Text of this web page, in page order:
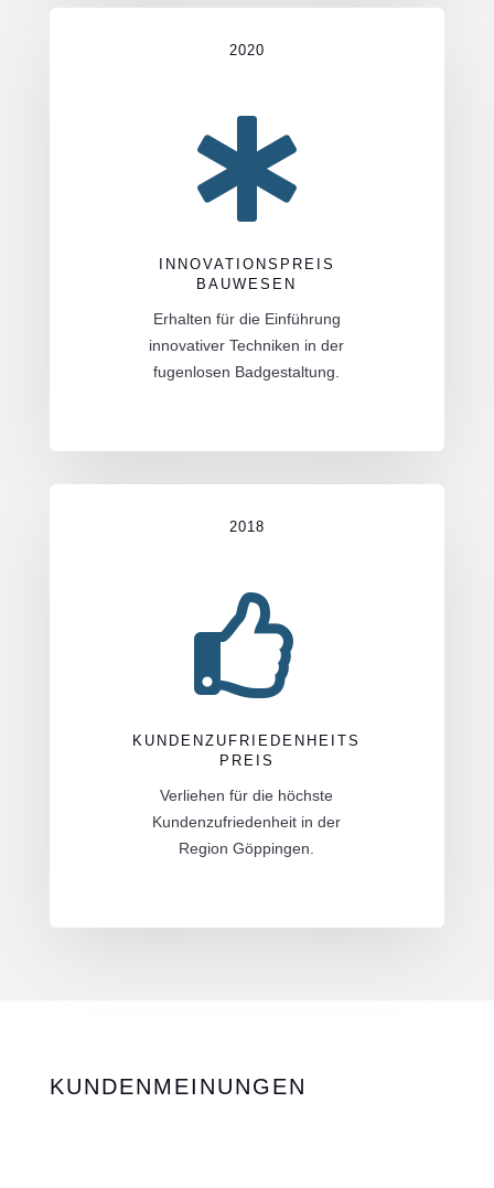
2020

INNOVATIONSPREIS
BAUWESEN
Erhalten für die Einführung
innovativer Techniken in der
fugenlosen Badgestaltung.
2018

KUNDENZUFRIEDENHEITS
PREIS
Verliehen für die höchste
Kundenzufriedenheit in der
Region Göppingen.
KUNDENMEINUNGEN